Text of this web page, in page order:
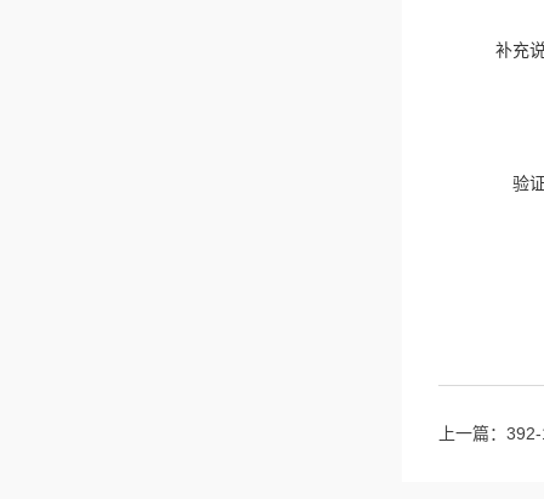
补充
验
上一篇：